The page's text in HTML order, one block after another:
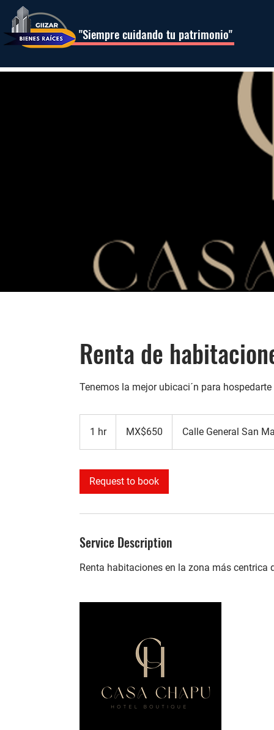
"Siempre cuidando tu patrimonio"
Renta de
Tenemos la mejor ubicaci´n para
1 hr1
h
pesosMX$650 Calle General San
Request to book
Service Description
Renta habitaciones en la zona más